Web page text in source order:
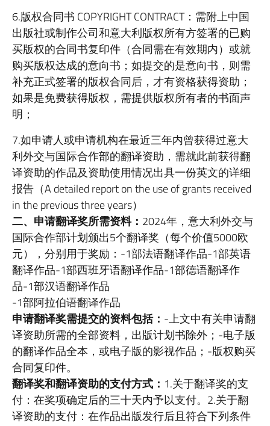
6.版权合同书 COPYRIGHT CONTRACT：需附上中国
出版社或制作公司和意大利版权所有方签署的已购
买版权的合同书复印件（合同需在有效期内）或就
购买版权达成的意向书；如提交的是意向书，则需
补充正式签署的版权合同后，才有资格获得资助；
如果是免费获得版权，需提供版权所有者的书面声
明；
7.如申请人或申请机构在最近三年内曾获得过意大
利外交与国际合作部的翻译资助，需就此前获得翻
译资助的作品及资助使用情况出具一份英文的详细
报告（A detailed report on the use of grants received
in the previous three years）
二、 申请翻译奖所需资料： 2024年，意大利外交与
国际合作部计划颁出5个翻译奖（每个价值5000欧
元），分别用于奖励：-1部法语翻译作品-1部英语
翻译作品-1部西班牙语翻译作品-1部德语翻译作
品-1部汉语翻译作品
-1部阿拉伯语翻译作品
申请翻译奖需提交的资料包括： -上文中有关申请翻
译资助所需的全部资料，出版计划书除外；-电子版
的翻译作品全本，或电子版的影视作品；-版权购买
合同复印件。
翻译奖和翻译资助的支付方式： 1.关于翻译奖的支
付：在奖项确定后的三十天内予以支付。2.关于翻
译资助的支付：在作品出版发行后且符合下列条件